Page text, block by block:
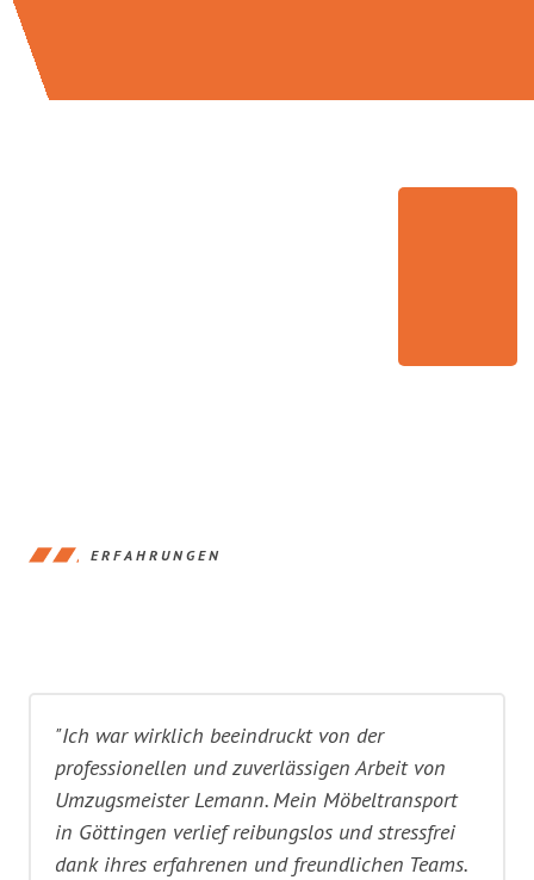
ERFAHRUNGEN
"Ich war wirklich beeindruckt von der
professionellen und zuverlässigen Arbeit von
Umzugsmeister Lemann. Mein Möbeltransport
in Göttingen verlief reibungslos und stressfrei
dank ihres erfahrenen und freundlichen Teams.